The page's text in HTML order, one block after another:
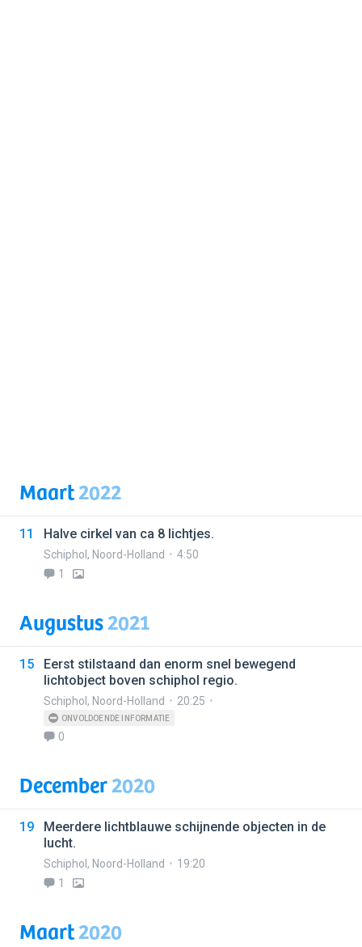
Maart2022
11 Halve cirkel van ca 8 lichtjes.
Schiphol , Noord-Holland
4:50
1
Augustus2021
15
Eerst stilstaand dan enorm snel bewegend
lichtobject boven schiphol regio.
Schiphol , Noord-Holland 20:25
ONVOLDOENDE INFORMATIE
0
December2020
19
Meerdere lichtblauwe schijnende objecten in de
lucht.
Schiphol , Noord-Holland
19:20
1
Maart2020